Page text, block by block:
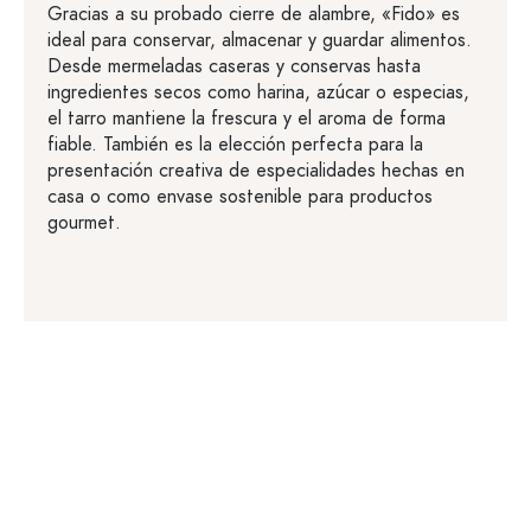
Gracias a su probado cierre de alambre, «Fido» es
ideal para conservar, almacenar y guardar alimentos.
Desde mermeladas caseras y conservas hasta
ingredientes secos como harina, azúcar o especias,
el tarro mantiene la frescura y el aroma de forma
fiable. También es la elección perfecta para la
presentación creativa de especialidades hechas en
casa o como envase sostenible para productos
gourmet.